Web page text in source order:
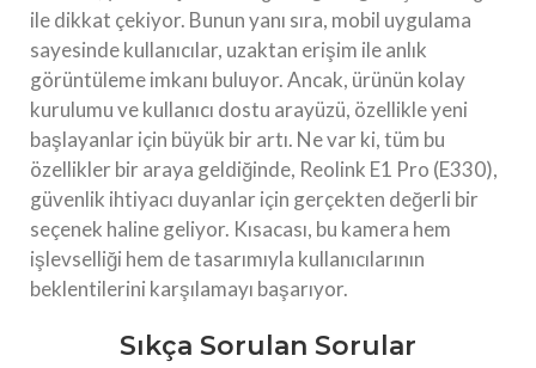
ile dikkat çekiyor. Bunun yanı sıra, mobil uygulama
sayesinde kullanıcılar, uzaktan erişim ile anlık
görüntüleme imkanı buluyor. Ancak, ürünün kolay
kurulumu ve kullanıcı dostu arayüzü, özellikle yeni
başlayanlar için büyük bir artı. Ne var ki, tüm bu
özellikler bir araya geldiğinde, Reolink E1 Pro (E330),
güvenlik ihtiyacı duyanlar için gerçekten değerli bir
seçenek haline geliyor. Kısacası, bu kamera hem
işlevselliği hem de tasarımıyla kullanıcılarının
beklentilerini karşılamayı başarıyor.
Sıkça Sorulan Sorular